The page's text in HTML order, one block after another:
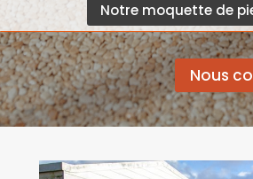
Notre moquette de
Nous